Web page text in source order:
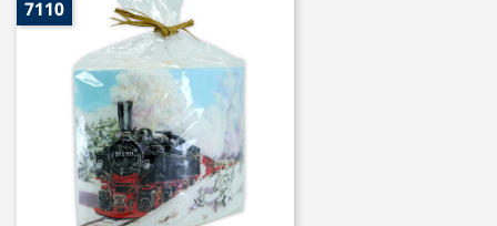
7110